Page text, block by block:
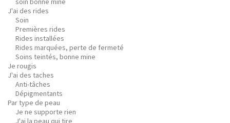
J'ai des rides
Soin
Premières rides
Rides installées
Rides marquées, perte de fermeté
Soins teintés, bonne mine
Je rougis
J'ai des taches
Anti-tâches
Dépigmentants
Par type de peau
Je ne supporte rien
J'ai la peau qui tire